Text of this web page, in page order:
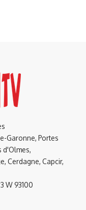
Garonne, Portes
d'Olmes,
Cerdagne, Capcir,
W 93100